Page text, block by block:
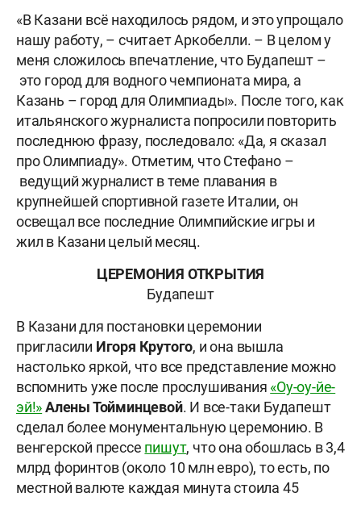
«В Казани всё находилось рядом, и это упрощало
нашу работу, – считает Аркобелли. – В целом у
меня сложилось впечатление, что Будапешт –
это город для водного чемпионата мира, а
Казань – город для Олимпиады». После того, как
итальянского журналиста попросили повторить
последнюю фразу, последовало: «Да, я сказал
про Олимпиаду». Отметим, что Стефано –
ведущий журналист в теме плавания в
крупнейшей спортивной газете Италии, он
освещал все последние Олимпийские игры и
жил в Казани целый месяц.
ЦЕРЕМОНИЯ ОТКРЫТИЯ
Будапешт
В Казани для постановки церемонии
пригласили Игоря Крутого, и она вышла
настолько яркой, что все представление можно
вспомнить уже после прослушивания «Оу-оу-йе-
эй!»Алены Тойминцевой. И все-таки Будапешт
сделал более монументальную церемонию. В
венгерской прессе пишут, что она обошлась в 3,4
млрд форинтов (около 10 млн евро), то есть, по
местной валюте каждая минута стоила 45